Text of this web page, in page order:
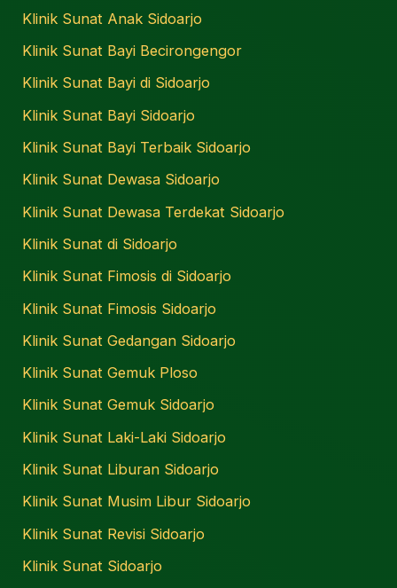
Klinik Sunat Anak Sidoarjo
Klinik Sunat Bayi Becirongengor
Klinik Sunat Bayi di Sidoarjo
Klinik Sunat Bayi Sidoarjo
Klinik Sunat Bayi Terbaik Sidoarjo
Klinik Sunat Dewasa Sidoarjo
Klinik Sunat Dewasa Terdekat Sidoarjo
Klinik Sunat di Sidoarjo
Klinik Sunat Fimosis di Sidoarjo
Klinik Sunat Fimosis Sidoarjo
Klinik Sunat Gedangan Sidoarjo
Klinik Sunat Gemuk Ploso
Klinik Sunat Gemuk Sidoarjo
Klinik Sunat Laki-Laki Sidoarjo
Klinik Sunat Liburan Sidoarjo
Klinik Sunat Musim Libur Sidoarjo
Klinik Sunat Revisi Sidoarjo
Klinik Sunat Sidoarjo